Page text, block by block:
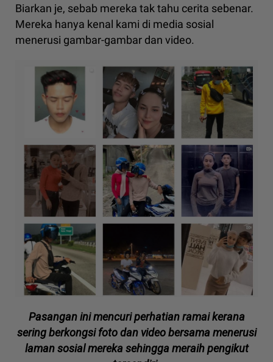
Biarkan je, sebab mereka tak tahu cerita sebenar.
Mereka hanya kenal kami di media sosial
menerusi gambar-gambar dan video.
Pasangan ini mencuri perhatian ramai kerana
sering berkongsi foto dan video bersama menerusi
laman sosial mereka sehingga meraih pengikut